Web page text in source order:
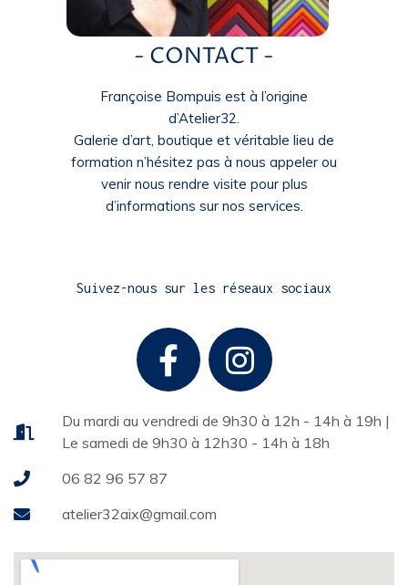
- CONTACT -
Françoise Bompuis est à l’origine
d’Atelier32.
Galerie d’art, boutique et véritable lieu de
formation n’hésitez pas à nous appeler ou
venir nous rendre visite pour plus
d’informations sur nos services.
Suivez-nous sur les réseaux sociaux
Du mardi au vendredi de 9h30 à 12h - 14h à 19h |
Le samedi de 9h30 à 12h30 - 14h à 18h
06 82 96 57 87
atelier32aix@gmail.com